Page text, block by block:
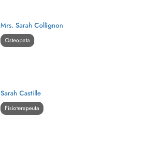
Mrs. Sarah Collignon
Osteopata
Sarah Castille
Fisioterapeuta